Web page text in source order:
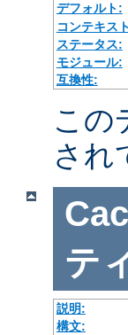
デフォルト:
コンテキス
ステータス:
モジュール:
互換性:
この
され
テ
説明:
構文: